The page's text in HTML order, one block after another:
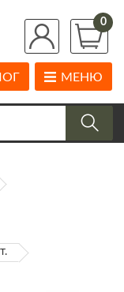
0
МЕНЮ